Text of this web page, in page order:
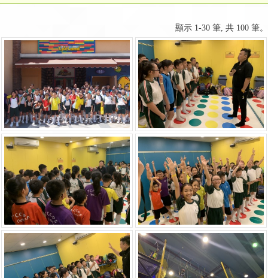
顯示 1-30 筆, 共 100 筆。